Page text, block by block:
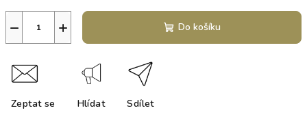
+
− Do košíku
Zeptat se Hlídat Sdílet